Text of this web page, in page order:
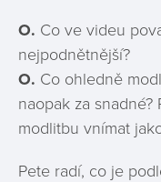
O. Co ve videu
nejpodnětnější?
O. Co ohledně
naopak za
modlitbu vnímat
Pete radí, co je